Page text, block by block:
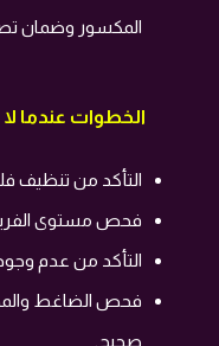
المكسور وضمان
الخطوات عندما
التأكد من تنظيف
فحص مستوى
التأكد من عدم
فحص الضاغط
صحيح.